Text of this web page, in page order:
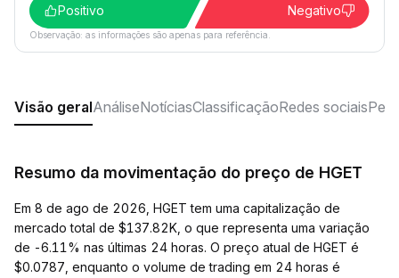
Positivo
Negativo
Observação: as informações são apenas para referência.
Visão geralAnáliseNotíciasClassificaçãoRedes sociais
Resumo da movimentação do preço de HGET
Em 8 de ago de 2026, HGET tem uma capitalização de
mercado total de $137.82K, o que representa uma variação
de -6.11% nas últimas 24 horas. O preço atual de HGET é
$0.0787, enquanto o volume de trading em 24 horas é